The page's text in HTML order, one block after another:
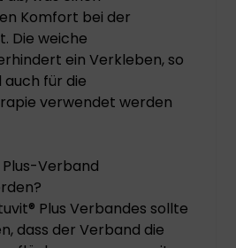
Komfort bei der
Die weiche
ein Verkleben, so
für die
verwendet werden
Verband
Plus Verbandes sollte
dass der Verband die